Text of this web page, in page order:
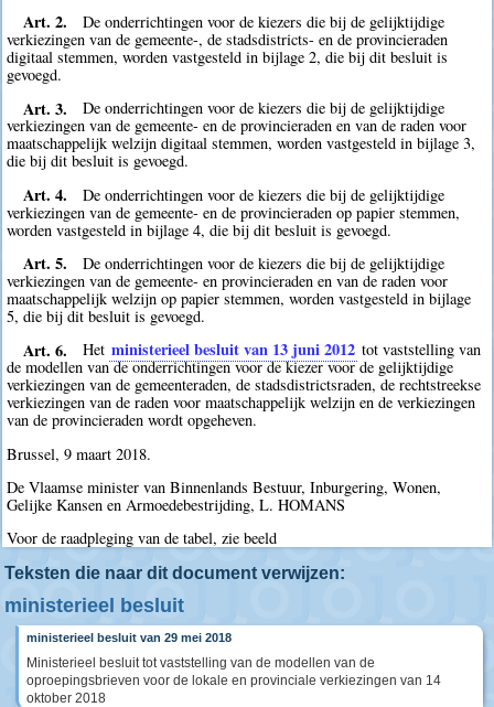
Art. 2.
De onderrichtingen voor de kiezers die bij de gelijktijdige
verkiezingen van de gemeente-, de stadsdistricts- en de provincieraden
digitaal stemmen, worden vastgesteld in bijlage 2, die bij dit besluit is
gevoegd.
Art. 3.
De onderrichtingen voor de kiezers die bij de gelijktijdige
verkiezingen van de gemeente- en de provincieraden en van de raden voor
maatschappelijk welzijn digitaal stemmen, worden vastgesteld in bijlage 3,
die bij dit besluit is gevoegd.
Art. 4.
De onderrichtingen voor de kiezers die bij de gelijktijdige
verkiezingen van de gemeente- en de provincieraden op papier stemmen,
worden vastgesteld in bijlage 4, die bij dit besluit is gevoegd.
Art. 5.
De onderrichtingen voor de kiezers die bij de gelijktijdige
verkiezingen van de gemeente- en provincieraden en van de raden voor
maatschappelijk welzijn op papier stemmen, worden vastgesteld in bijlage
5, die bij dit besluit is gevoegd.
Art. 6. Het ministerieel besluit van 13 juni 2012 tot vaststelling van
de modellen van de onderrichtingen voor de kiezer voor de gelijktijdige
verkiezingen van de gemeenteraden, de stadsdistrictsraden, de rechtstreekse
verkiezingen van de raden voor maatschappelijk welzijn en de verkiezingen
van de provincieraden wordt opgeheven.
Brussel, 9 maart 2018.
De Vlaamse minister van Binnenlands Bestuur, Inburgering, Wonen,
Gelijke Kansen en Armoedebestrijding, L. HOMANS
Voor de raadpleging van de tabel, zie beeld
Teksten die naar dit document verwijzen:
ministerieel besluit
ministerieel besluit van 29 mei 2018
Ministerieel besluit tot vaststelling van de modellen van de
oproepingsbrieven voor de lokale en provinciale verkiezingen van 14
oktober 2018